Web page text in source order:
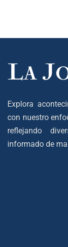
Explora
con nuestro
reflejando
informado de